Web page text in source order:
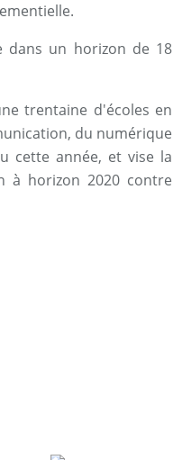
dans un horizon de 18
trentaine d'écoles en
du numérique
cette année, et vise la
à horizon 2020 contre